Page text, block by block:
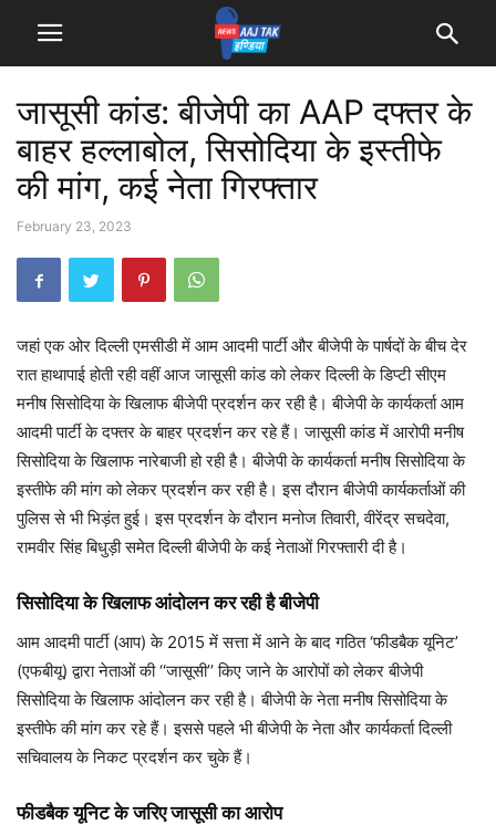
जासूसी कांड: बीजेपी का AAP दफ्तर के
बाहर हल्लाबोल, सिसोदिया के इस्तीफे
की मांग, कई नेता गिरफ्तार
February 23, 2023
जहां एक ओर दिल्ली एमसीडी में आम आदमी पार्टी और बीजेपी के पार्षदों के बीच देर
रात हाथापाई होती रही वहीं आज जासूसी कांड को लेकर दिल्ली के डिप्टी सीएम
मनीष सिसोदिया के खिलाफ बीजेपी प्रदर्शन कर रही है। बीजेपी के कार्यकर्ता आम
आदमी पार्टी के दफ्तर के बाहर प्रदर्शन कर रहे हैं। जासूसी कांड में आरोपी मनीष
सिसोदिया के खिलाफ नारेबाजी हो रही है। बीजेपी के कार्यकर्ता मनीष सिसोदिया के
इस्तीफे की मांग को लेकर प्रदर्शन कर रही है। इस दौरान बीजेपी कार्यकर्ताओं की
पुलिस से भी भिड़ंत हुई। इस प्रदर्शन के दौरान मनोज तिवारी, वीरेंद्र सचदेवा,
रामवीर सिंह बिधुड़ी समेत दिल्ली बीजेपी के कई नेताओं गिरफ्तारी दी है।
सिसोदिया के खिलाफ आंदोलन कर रही है बीजेपी
आम आदमी पार्टी (आप) के 2015 में सत्ता में आने के बाद गठित ‘फीडबैक यूनिट’
(एफबीयू) द्वारा नेताओं की ‘‘जासूसी’’ किए जाने के आरोपों को लेकर बीजेपी
सिसोदिया के खिलाफ आंदोलन कर रही है। बीजेपी के नेता मनीष सिसोदिया के
इस्तीफे की मांग कर रहे हैं। इससे पहले भी बीजेपी के नेता और कार्यकर्ता दिल्ली
सचिवालय के निकट प्रदर्शन कर चुके हैं।
फीडबैक यूनिट के जरिए जासूसी का आरोप